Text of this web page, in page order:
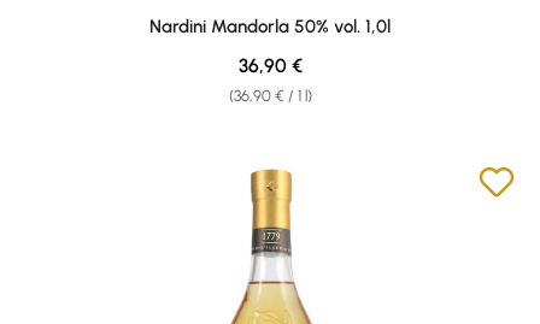
Average rating of 4.89 out of 5 stars
Nardini Mandorla 50% vol. 1,0l
(36,90 € / 1 l)
Regular price:
36,90 €